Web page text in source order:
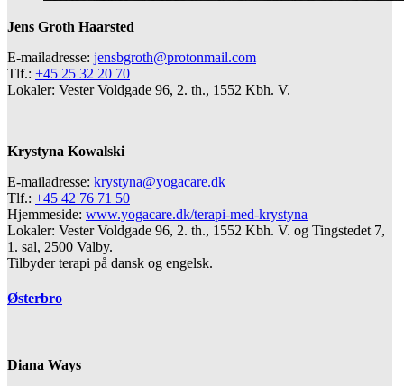
Jens Groth Haarsted
E-mailadresse: jensbgroth@protonmail.com
Tlf.: +45 25 32 20 70
Lokaler: Vester Voldgade 96, 2. th., 1552 Kbh. V.
Krystyna Kowalski
E-mailadresse: krystyna@yogacare.dk
Tlf.: +45 42 76 71 50
Hjemmeside: www.yogacare.dk/terapi-med-krystyna
Lokaler: Vester Voldgade 96, 2. th., 1552 Kbh. V. og Tingstedet 7,
1. sal, 2500 Valby.
Tilbyder terapi på dansk og engelsk.
Østerbro
Diana Ways